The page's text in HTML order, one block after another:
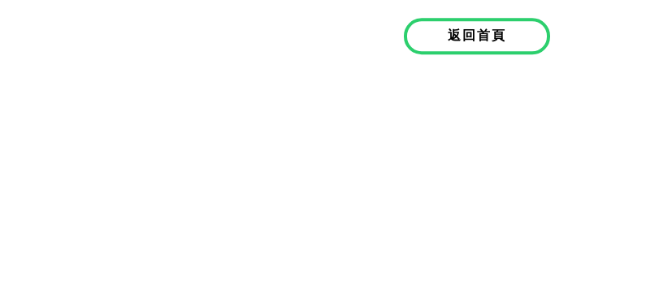
返回首頁